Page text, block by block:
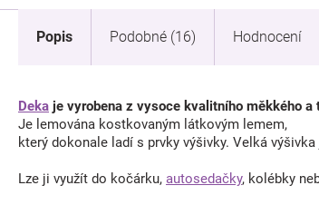
Popis Podobné (16) Hodnocení
Deka je vyrobena z vysoce kvalitního měkkého a
Je lemována kostkovaným látkovým lemem,
který dokonale ladí s prvky výšivky. Velká
Lze ji využít do kočárku, autosedačky, kolébky